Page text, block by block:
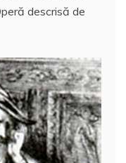
descrisă de